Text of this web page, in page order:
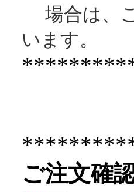
場合は、
います。
ご注文確